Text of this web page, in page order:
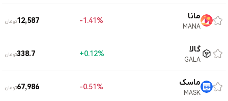
مانا
MANA
1.41%-
12,587تومان
گالا
GALA
0.12%+
338.7تومان
ماسک
MASK
0.51%-
67,986تومان